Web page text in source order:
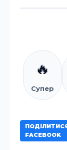
🔥
Супер
FACEBOOK